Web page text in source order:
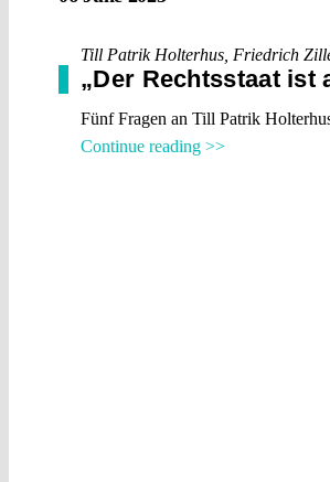
Till Patrik Holterhus, Friedrich
„Der Rechtsstaat ist
Fünf Fragen an Till Patrik
Continue reading >>